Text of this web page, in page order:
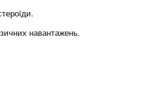
навантажень.